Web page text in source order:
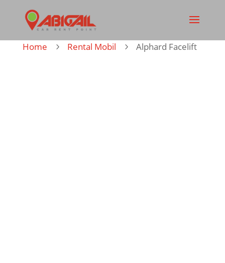
Home 5 Rental Mobil 5 Alphard Facelift